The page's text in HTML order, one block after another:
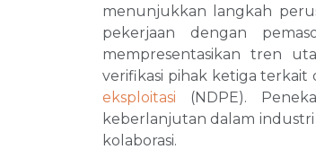
menunjukkan langkah
pekerjaan dengan
mempresentasikan tren
verifikasi pihak ketiga
eksploitasi (NDPE).
keberlanjutan dalam
kolaborasi.